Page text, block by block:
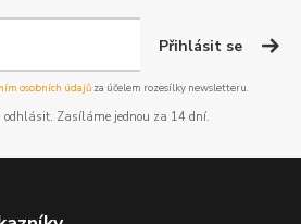
Přihlásit se
osobních údajůza účelem rozesílky newsletteru.
odhlásit. Zasíláme jednou za 14 dní.